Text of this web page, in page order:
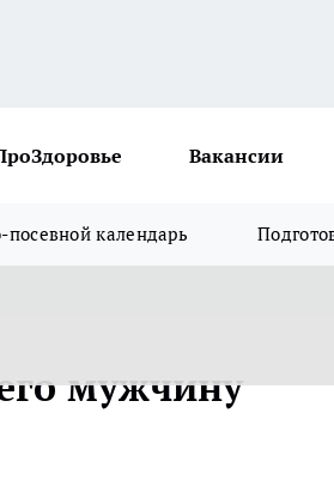
Вакансии
посевной календарь
мужчину